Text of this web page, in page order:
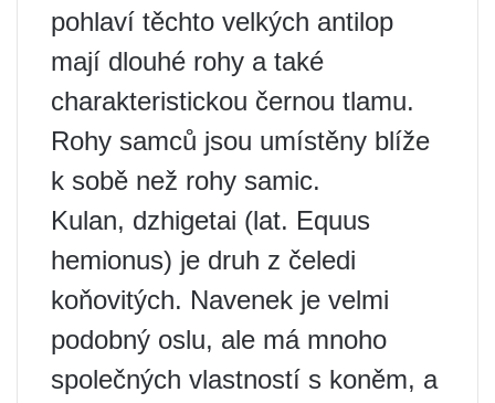
pohlaví těchto velkých antilop
mají dlouhé rohy a také
charakteristickou černou tlamu.
Rohy samců jsou umístěny blíže
k sobě než rohy samic.
Kulan, dzhigetai (lat. Equus
hemionus) je druh z čeledi
koňovitých. Navenek je velmi
podobný oslu, ale má mnoho
společných vlastností s koněm, a